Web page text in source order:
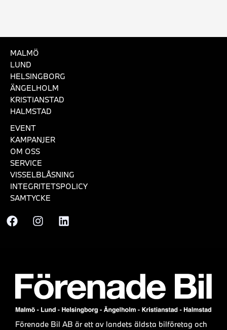
MALMÖ
LUND
HELSINGBORG
ÄNGELHOLM
KRISTIANSTAD
HALMSTAD
EVENT
KAMPANJER
OM OSS
SERVICE
VISSELBLÅSNING
INTEGRITETSPOLICY
SAMTYCKE
Förenade Bil AB är ett av landets äldsta bilföretag och